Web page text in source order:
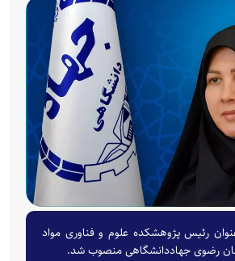
رئیس پژوهشکده علوم و فناوری مواد
رضوی جهاددانشگاهی منصوب شد.